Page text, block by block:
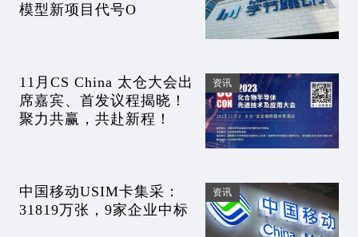
模型新项目代号O
11月CS China 太仓大会出
席嘉宾、首发议程揭晓！
聚力共赢，共赴新程！
资讯
中国移动USIM卡集采：
31819万张，9家企业中标
资讯